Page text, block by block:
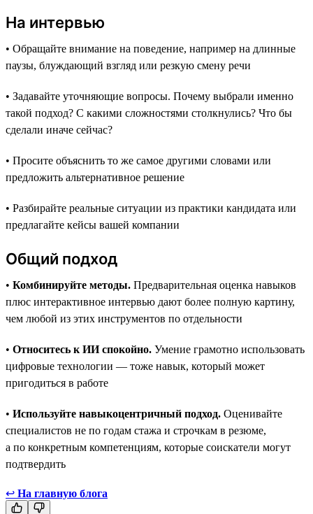
На интервью
• Обращайте внимание на поведение, например на длинные
паузы, блуждающий взгляд или резкую смену речи
• Задавайте уточняющие вопросы. Почему выбрали именно
такой подход? С какими сложностями столкнулись? Что бы
сделали иначе сейчас?
• Просите объяснить то же самое другими словами или
предложить альтернативное решение
• Разбирайте реальные ситуации из практики кандидата или
предлагайте кейсы вашей компании
Общий подход
• Комбинируйте методы. Предварительная оценка навыков
плюс интерактивное интервью дают более полную картину,
чем любой из этих инструментов по отдельности
• Относитесь к ИИ спокойно. Умение грамотно использовать
цифровые технологии — тоже навык, который может
пригодиться в работе
• Используйте навыкоцентричный подход. Оценивайте
специалистов не по годам стажа и строчкам в резюме,
а по конкретным компетенциям, которые соискатели могут
подтвердить
↩ На главную блога